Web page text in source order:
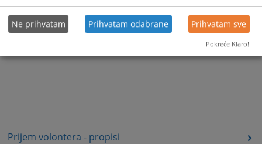
Prijem volontera - propisi
Ne prihvatam Prihvatam odabrane Prihvatam sve
Pokreće Klaro!